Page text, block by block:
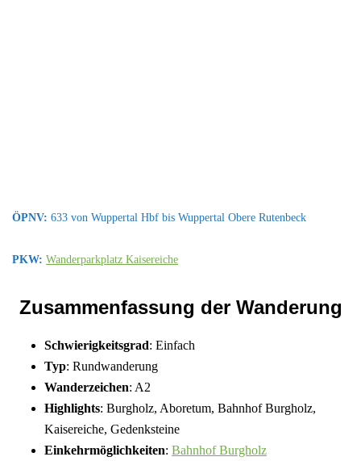
ÖPNV: 633 von Wuppertal Hbf bis Wuppertal Obere Rutenbeck
PKW: Wanderparkplatz Kaisereiche
Zusammenfassung der Wanderung
Schwierigkeitsgrad: Einfach
Typ: Rundwanderung
Wanderzeichen: A2
Highlights: Burgholz, Aboretum, Bahnhof Burgholz,
Kaisereiche, Gedenksteine
Einkehrmöglichkeiten: Bahnhof Burgholz